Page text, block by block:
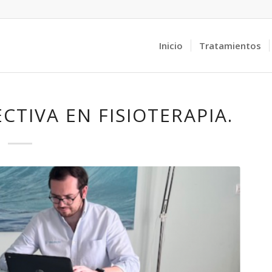
Inicio Tratamientos
EN FISIOTERAPIA.